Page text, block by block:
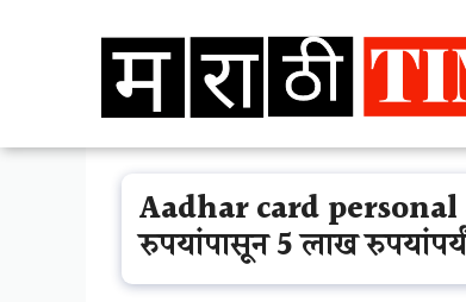
Aadhar card personal
रुपयांपासून 5 लाख